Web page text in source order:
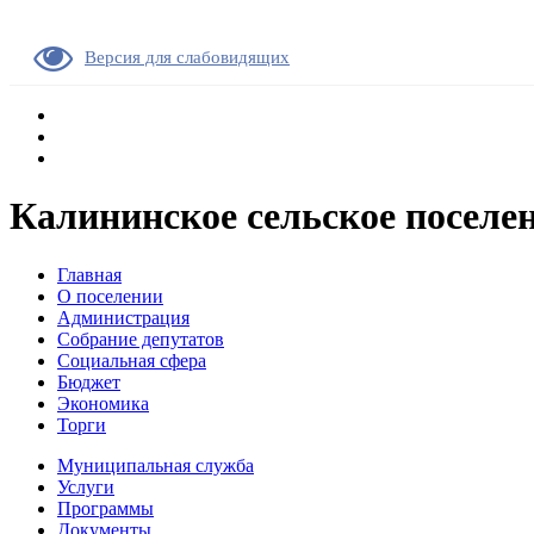
Версия для слабовидящих
Калининское сельское
Главная
О поселении
Администрация
Собрание депутатов
Социальная сфера
Бюджет
Экономика
Торги
Муниципальная служба
Услуги
Программы
Документы